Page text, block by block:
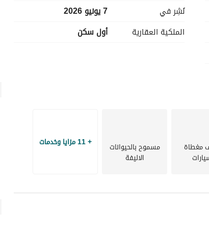
و كافيهات )
نُشِر في
7 يونيو 2026
الملكية العقارية
أول سكن
مغطاة مسموح بالحيوانات
الاليفة
+ 11 مزايا وخدمات